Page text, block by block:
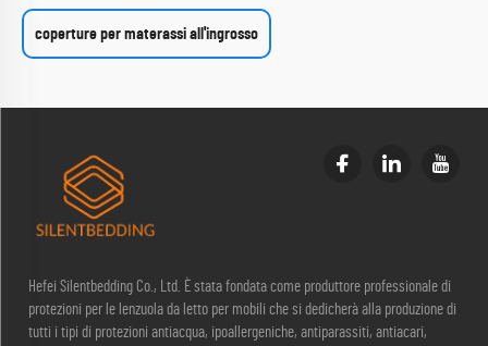
coperture per materassi all'ingrosso
Hefei Silentbedding Co., Ltd. È stata fondata come produttore professionale di
protezioni per le lenzuola da letto per mobili che si dedicherà alla produzione di
tutti i tipi di protezioni antiacqua, ipoallergeniche, antiparassiti, antiacari,